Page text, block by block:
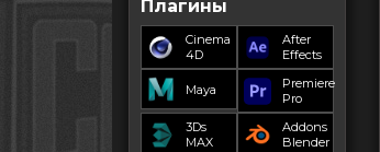
Плагины
Cinema
4D
After
Effects
Maya
Premiere
Pro
3Ds
MAX
Addons
Blender